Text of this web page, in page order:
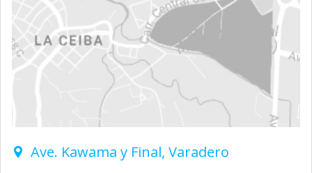
Ave. Kawama y Final, Varadero